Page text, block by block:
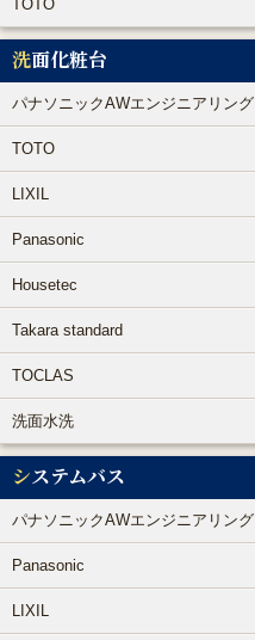
TOTO
洗面化粧台
パナソニックAWエンジニアリング
TOTO
LIXIL
Panasonic
Housetec
Takara standard
TOCLAS
洗面水洗
システムバス
パナソニックAWエンジニアリング
Panasonic
LIXIL